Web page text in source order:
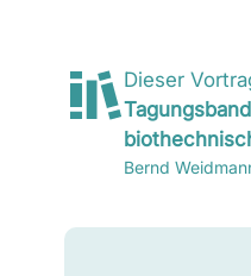
Dieser
Bernd